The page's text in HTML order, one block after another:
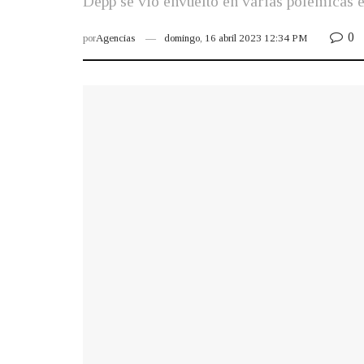
porAgencias domingo, 16 abril 2023 12:34 PM 0